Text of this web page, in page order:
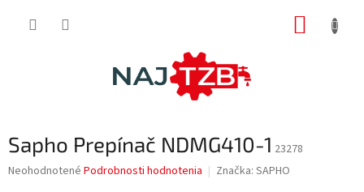
Sapho Prepínač NDMG410-1 23278
Priemerné
Neohodnotené Podrobnosti hodnotenia Značka: SAPHO